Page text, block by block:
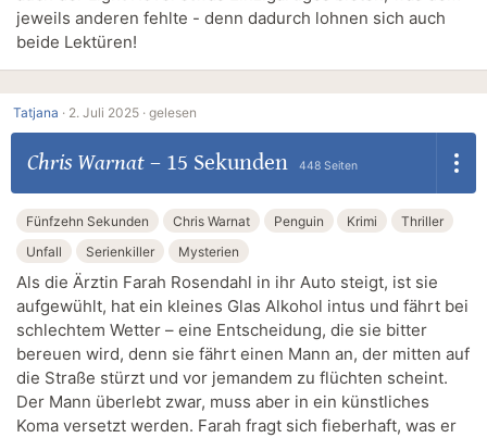
jeweils anderen fehlte - denn dadurch lohnen sich auch
beide Lektüren!
Tatjana · 2. Juli 2025 · gelesen
Chris Warnat– 15 Sekunden 448 Seiten
Fünfzehn Sekunden Chris Warnat Penguin Krimi
Thriller
Unfall
Serienkiller Mysterien
Als die Ärztin Farah Rosendahl in ihr Auto steigt, ist sie
aufgewühlt, hat ein kleines Glas Alkohol intus und fährt bei
schlechtem Wetter – eine Entscheidung, die sie bitter
bereuen wird, denn sie fährt einen Mann an, der mitten auf
die Straße stürzt und vor jemandem zu flüchten scheint.
Der Mann überlebt zwar, muss aber in ein künstliches
Koma versetzt werden. Farah fragt sich fieberhaft, was er